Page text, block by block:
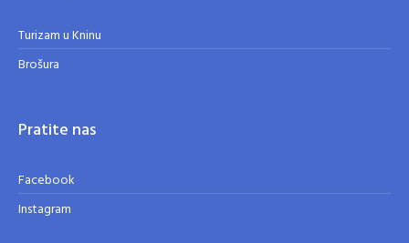
Turizam u Kninu
Brošura
Pratite nas
Facebook
Instagram